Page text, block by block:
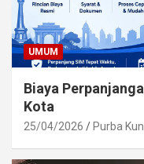
UMUM
Biaya
Kota
25/04/2026 Purba